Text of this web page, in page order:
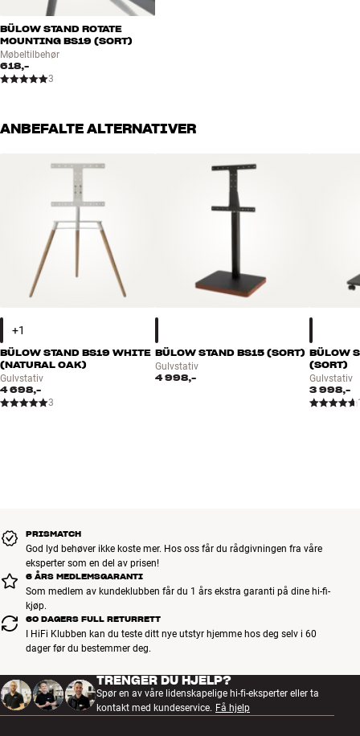
BÜLOW STAND ROTATE
MOUNTING BS19 (SORT)
Møbeltilbehør
618,-
3
ANBEFALTE ALTERNATIVER
BÜLOW STAND BS19 WHITE
(NATURAL OAK)
Gulvstativ
4 698,-
3
BÜLOW STAND BS15 (SORT)
Gulvstativ
4 998,-
BÜLOW
(SORT)
Gulvstativ
3 998,-
PRISMATCH
God lyd behøver ikke koste mer. Hos oss får du rådgivningen fra våre
eksperter som en del av prisen!
6 ÅRS MEDLEMSGARANTI
Som medlem av kundeklubben får du 1 års ekstra garanti på dine hi-fi-
kjøp.
60 DAGERS FULL RETURRETT
I HiFi Klubben kan du teste ditt nye utstyr hjemme hos deg selv i 60
dager før du bestemmer deg.
TRENGER DU HJELP?
Spør en av våre lidenskapelige hi-fi-eksperter eller ta
kontakt med kundeservice. Få hjelp